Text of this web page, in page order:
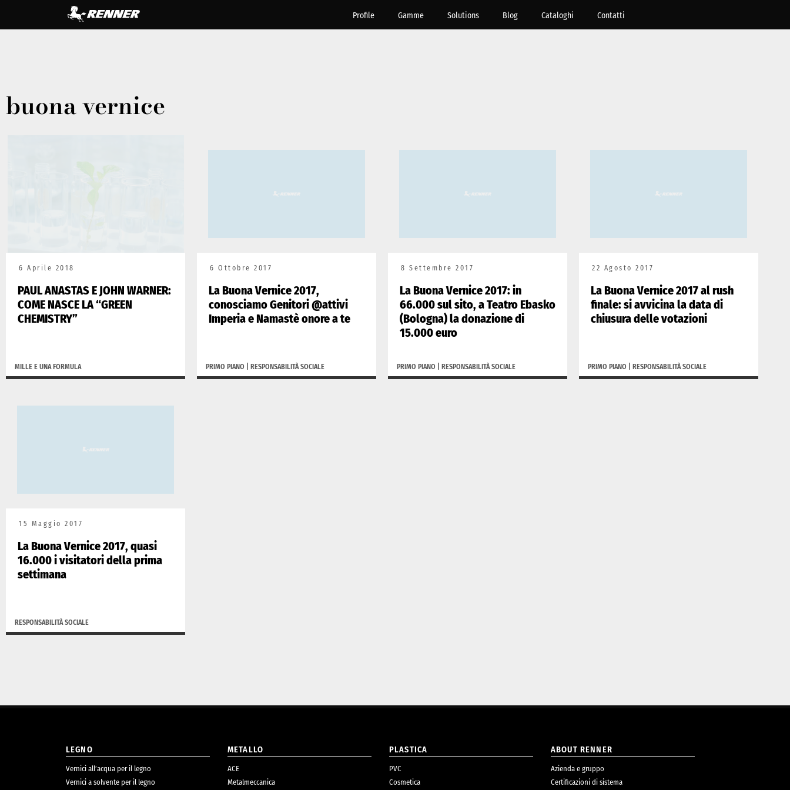
Profile Gamme Solutions Blog Cataloghi Contatti
buona vernice
6 Aprile 2018
PAUL ANASTAS E JOHN WARNER:
COME NASCE LA “GREEN
CHEMISTRY”
MILLE E UNA FORMULA
6 Ottobre 2017
La Buona Vernice 2017,
conosciamo Genitori @attivi
Imperia e Namastè onore a te
PRIMO PIANO RESPONSABILITÀ SOCIALE
8 Settembre 2017
La Buona Vernice 2017: in
66.000 sul sito, a Teatro Ebasko
(Bologna) la donazione di
15.000 euro
PRIMO PIANO RESPONSABILITÀ SOCIALE
22 Agosto 2017
La Buona Vernice 2017 al rush
finale: si avvicina la data di
chiusura delle votazioni
PRIMO PIANO RESPONSABILITÀ SOCIALE
15 Maggio 2017
La Buona Vernice 2017, quasi
16.000 i visitatori della prima
settimana
RESPONSABILITÀ SOCIALE
LEGNO
Vernici all’acqua per il legno
Vernici a solvente per il legno
METALLO
ACE
Metalmeccanica
PLASTICA
PVC
Cosmetica
ABOUT RENNER
Azienda e gruppo
Certificazioni di sistema